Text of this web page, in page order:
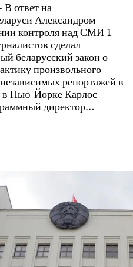
ответ на
Александром
контроля над СМИ 1
сделал
беларусский закон о
произвольного
репортажей в
Нью-Йорке Карлос
директор…